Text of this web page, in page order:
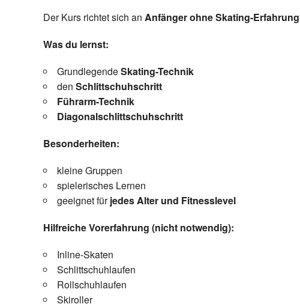
Der Kurs richtet sich an Anfänger ohne Skating-Erfahrung
Was du lernst:
GrundlegendeSkating-Technik
den Schlittschuhschritt
Führarm-Technik
Diagonalschlittschuhschritt
Besonderheiten:
kleine Gruppen
spielerisches Lernen
geeignet fürjedes Alter und Fitnesslevel
Hilfreiche Vorerfahrung (nicht notwendig):
Inline-Skaten
Schlittschuhlaufen
Rollschuhlaufen
Skiroller